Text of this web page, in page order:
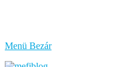
Menü Bezár